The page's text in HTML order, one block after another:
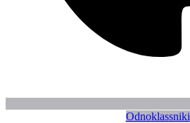
Odnoklassniki